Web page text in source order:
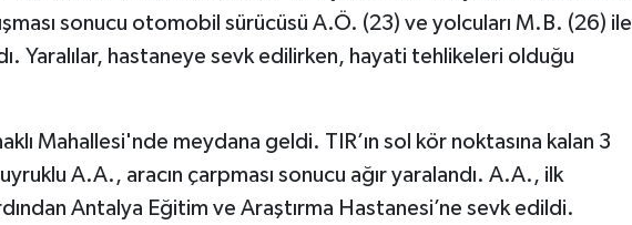
sonucu otomobil sürücüsü A.Ö. (23) ve yolcuları M.B. (26) ile
Yaralılar, hastaneye sevk edilirken, hayati tehlikeleri olduğu
Mahallesi'nde meydana geldi. TIR’ın sol kör noktasına kalan 3
A.A., aracın çarpması sonucu ağır yaralandı. A.A., ilk
Antalya Eğitim ve Araştırma Hastanesi’ne sevk edildi.